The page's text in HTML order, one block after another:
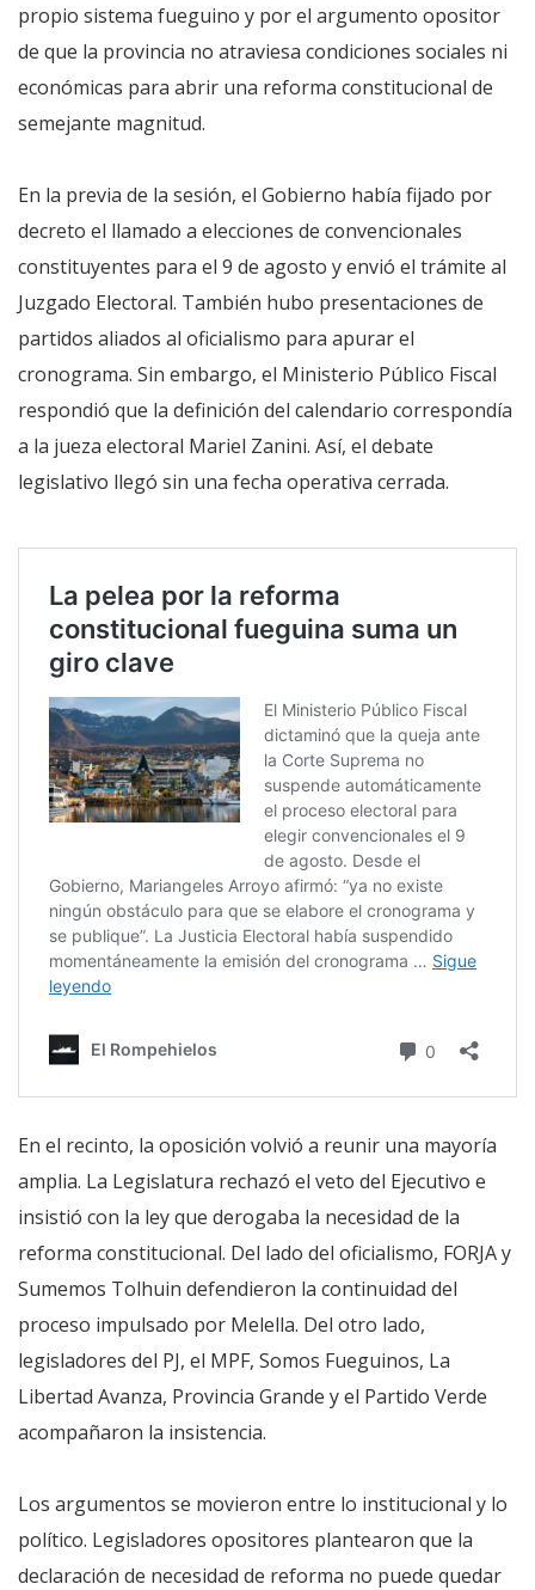
propio sistema fueguino y por el argumento opositor
de que la provincia no atraviesa condiciones sociales ni
económicas para abrir una reforma constitucional de
semejante magnitud.
En la previa de la sesión, el Gobierno había fijado por
decreto el llamado a elecciones de convencionales
constituyentes para el 9 de agosto y envió el trámite al
Juzgado Electoral. También hubo presentaciones de
partidos aliados al oficialismo para apurar el
cronograma. Sin embargo, el Ministerio Público Fiscal
respondió que la definición del calendario correspondía
a la jueza electoral Mariel Zanini. Así, el debate
legislativo llegó sin una fecha operativa cerrada.
En el recinto, la oposición volvió a reunir una mayoría
amplia. La Legislatura rechazó el veto del Ejecutivo e
insistió con la ley que derogaba la necesidad de la
reforma constitucional. Del lado del oficialismo, FORJA y
Sumemos Tolhuin defendieron la continuidad del
proceso impulsado por Melella. Del otro lado,
legisladores del PJ, el MPF, Somos Fueguinos, La
Libertad Avanza, Provincia Grande y el Partido Verde
acompañaron la insistencia.
Los argumentos se movieron entre lo institucional y lo
político. Legisladores opositores plantearon que la
declaración de necesidad de reforma no puede quedar